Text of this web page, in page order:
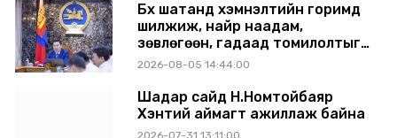
Бүх шатанд хэмнэлтийн горимд
шилжиж, найр наадам,
зөвлөгөөн, гадаад томилолтыг
хориглолоо
2026-08-05 14:44:00
Шадар сайд Н.Номтойбаяр
Хэнтий аймагт ажиллаж байна
2026-07-31 13:11:00